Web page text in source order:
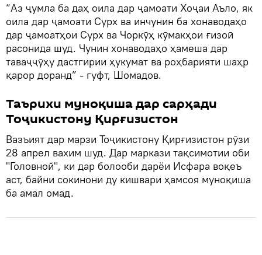
“Аз ҷумла ба даҳ оила дар ҷамоати Хоҷаи Аъло, як
оила дар ҷамоати Сурх ва инчунин ба хонаводаҳо
дар ҷамоатҳои Сурх ва Чоркӯҳ кӯмакҳои ғизоӣ
расонида шуд. Чунин хонаводаҳо ҳамеша дар
таваҷҷӯҳу дастгирии ҳукумат ва роҳбарияти шаҳр
қарор доранд” - гуфт, Шомадов.
Таърихи муноқиша дар сарҳади
Тоҷикистону Қирғизистон
Вазъият дар марзи Тоҷикистону Қирғизистон рӯзи
28 апрел вахим шуд. Дар маркази тақсимотии оби
"Головной", ки дар болооби дарёи Исфара воқеъ
аст, байни сокинони ду кишвари ҳамсоя муноқиша
ба амал омад.